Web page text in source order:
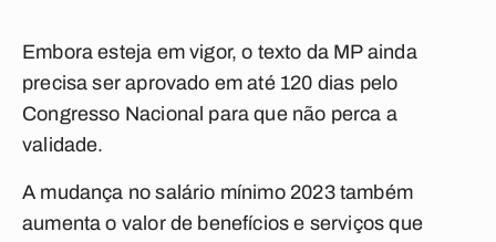
Embora esteja em vigor, o texto da MP ainda
precisa ser aprovado em até 120 dias pelo
Congresso Nacional para que não perca a
validade.
A mudança no salário mínimo 2023 também
aumenta o valor de benefícios e serviços que